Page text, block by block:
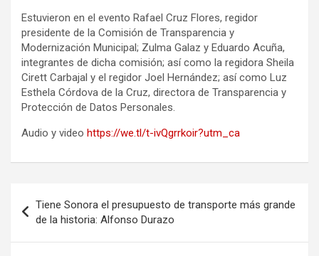
Estuvieron en el evento Rafael Cruz Flores, regidor
presidente de la Comisión de Transparencia y
Modernización Municipal; Zulma Galaz y Eduardo Acuña,
integrantes de dicha comisión; así como la regidora Sheila
Cirett Carbajal y el regidor Joel Hernández; así como Luz
Esthela Córdova de la Cruz, directora de Transparencia y
Protección de Datos Personales.
Audio y video https://we.tl/t-ivQgrrkoir?utm_ca
de
entradas
Tiene Sonora el presupuesto de transporte más grande
de la historia: Alfonso Durazo